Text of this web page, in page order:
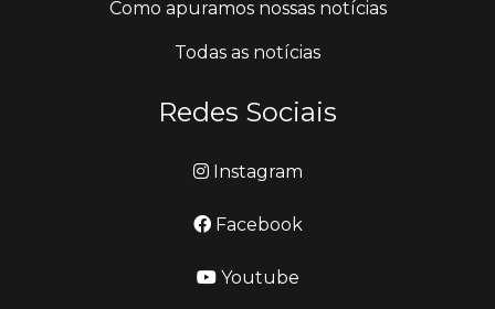
Como apuramos nossas notícias
Todas as notícias
Redes Sociais
Instagram
Facebook
Youtube